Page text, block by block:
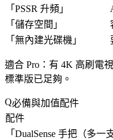
「 PSSR 升頻 」
「 儲存空間 」
「 無內建光碟機 」
適合 Pro：有 4K 高刷電
標準版已足夠。
必備與加值配件
配件
「 DualSense 手把（多一支